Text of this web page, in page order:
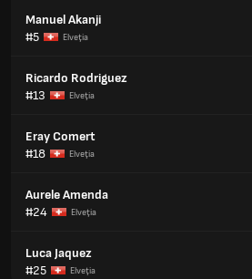
Manuel Akanji
#5
Elveţia
Ricardo Rodriguez
#13
Elveţia
Eray Comert
#18
Elveţia
Aurele Amenda
#24
Elveţia
Luca Jaquez
#25
Elveţia